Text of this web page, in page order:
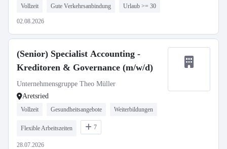
Vollzeit Gute Verkehrsanbindung Urlaub >= 30
02.08.2026
(Senior) Specialist Accounting -
Kreditoren & Governance (m/w/d)
Unternehmensgruppe Theo Müller
Aretsried
Vollzeit Gesundheitsangebote Weiterbildungen
Flexible Arbeitszeiten 7
28.07.2026